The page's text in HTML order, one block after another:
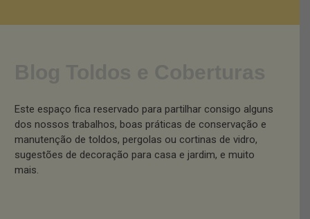
Este espaço fica reservado para partilhar consigo alguns
dos nossos trabalhos, boas práticas de conservação e
manutenção de toldos, pergolas ou cortinas de vidro,
sugestões de decoração para casa e jardim, e muito
mais.